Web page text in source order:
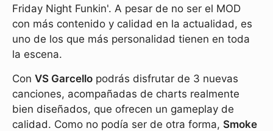
Friday Night Funkin'. A pesar de no ser el MOD
con más contenido y calidad en la actualidad, es
uno de los que más personalidad tienen en toda
la escena.
Con VS Garcello podrás disfrutar de 3 nuevas
canciones, acompañadas de charts realmente
bien diseñados, que ofrecen un gameplay de
calidad. Como no podía ser de otra forma, Smoke